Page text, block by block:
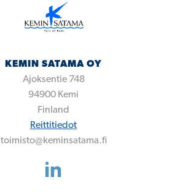
KEMIN SATAMA OY
Ajoksentie 748
94900 Kemi
Finland
Reittitiedot
toimisto@keminsatama.fi